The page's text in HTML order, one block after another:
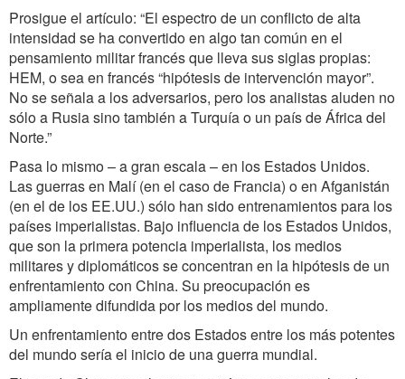
Prosigue el artículo: “El espectro de un conflicto de alta
intensidad se ha convertido en algo tan común en el
pensamiento militar francés que lleva sus siglas propias:
HEM, o sea en francés “hipótesis de intervención mayor”.
No se señala a los adversarios, pero los analistas aluden no
sólo a Rusia sino también a Turquía o un país de África del
Norte.”
Pasa lo mismo – a gran escala – en los Estados Unidos.
Las guerras en Malí (en el caso de Francia) o en Afganistán
(en el de los EE.UU.) sólo han sido entrenamientos para los
países imperialistas. Bajo influencia de los Estados Unidos,
que son la primera potencia imperialista, los medios
militares y diplomáticos se concentran en la hipótesis de un
enfrentamiento con China. Su preocupación es
ampliamente difundida por los medios del mundo.
Un enfrentamiento entre dos Estados entre los más potentes
del mundo sería el inicio de una guerra mundial.